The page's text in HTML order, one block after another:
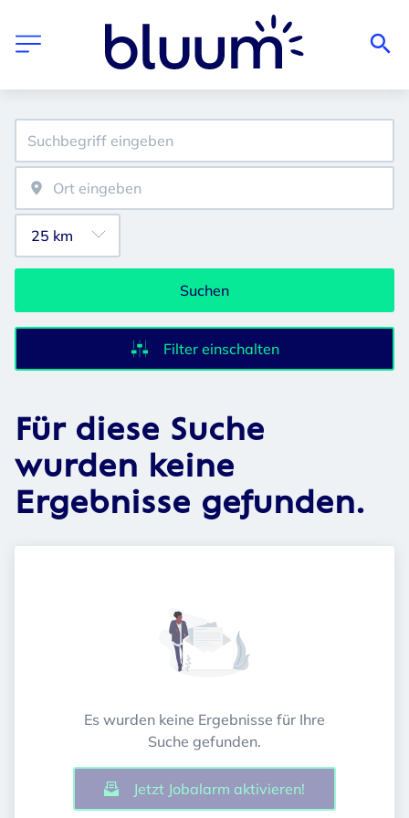
Suchen
Filter einschalten
Für diese Suche
wurden keine
Ergebnisse gefunden.
Es wurden keine Ergebnisse für Ihre
Suche gefunden.
Jetzt Jobalarm aktivieren!